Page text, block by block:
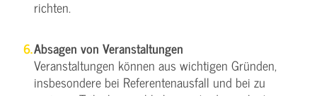
richten.
Absagen von Veranstaltungen
Veranstaltungen können aus wichtigen Gründen,
insbesondere bei Referentenausfall und bei zu